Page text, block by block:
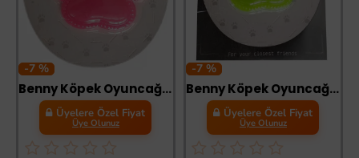
-7 %
Benny Köpek Oyuncağı Pati 9,5 x 9 cm Pembe
Üyelere Özel Fiyat
Üye Olunuz
-7 %
Benny Köpek Oyuncağı Pati 9,5 x 9 cm Sarı
Üyelere Özel Fiyat
Üye Olunuz